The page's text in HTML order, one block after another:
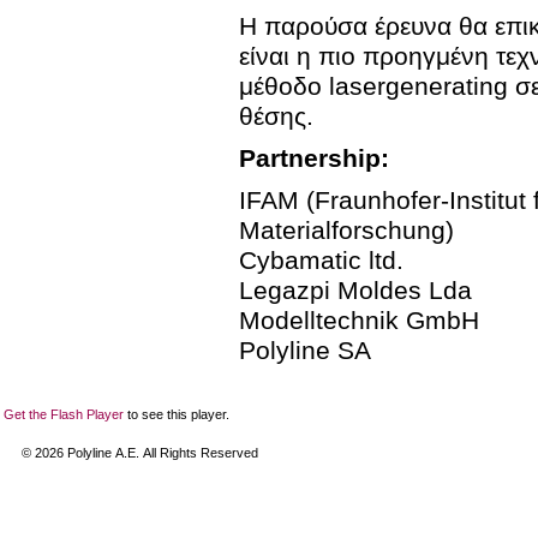
Η παρούσα έρευνα θα
είναι η πιο προηγμένη
μέθοδο lasergenerating σε
θέσης.
Partnership:
IFAM (Fraunhofer-
Materialforschung)
Cybamatic ltd.
Legazpi Moldes Lda
Modelltechnik GmbH
Polyline SA
Get the Flash Player to see this player.
© 2026 Polyline Α.Ε. All Rights Reserved